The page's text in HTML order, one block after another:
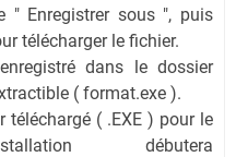
" Enregistrer sous ", puis
télécharger le fichier.
dans le dossier
( format.exe ).
téléchargé ( .EXE ) pour le
débutera